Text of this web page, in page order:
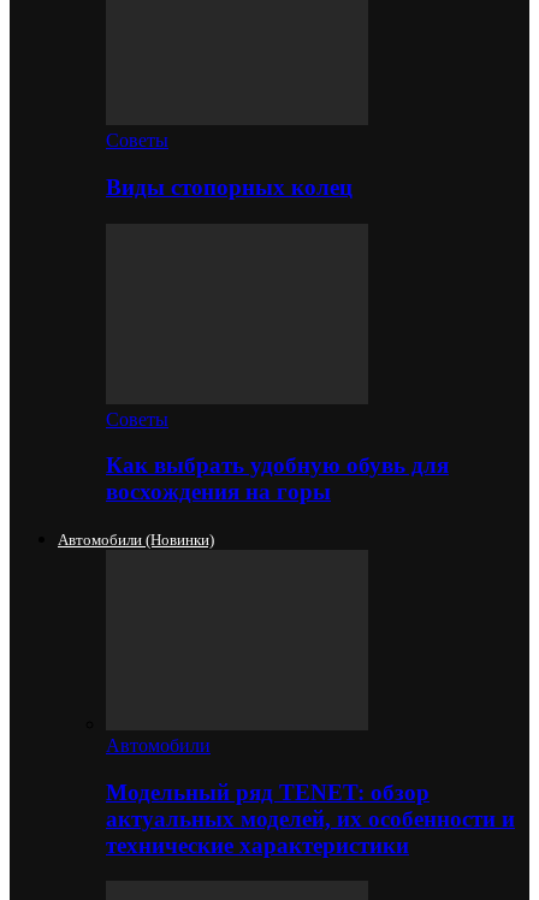
Советы
Виды стопорных колец
Советы
Как выбрать удобную обувь для
восхождения на горы
Автомобили (новинки)
Автомобили
Модельный ряд TENET: обзор
актуальных моделей, их особенности и
технические характеристики